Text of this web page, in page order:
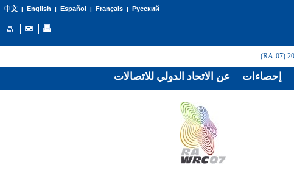
中文| English | Español | Français| Русский
عن الاتحاد الدولي للاتصالات إحصاءات